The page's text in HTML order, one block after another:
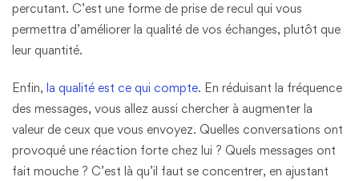
percutant. C’est une forme de prise de recul qui vous
permettra d’améliorer la qualité de vos échanges, plutôt que
leur quantité.
Enfin, la qualité est ce qui compte. En réduisant la fréquence
des messages, vous allez aussi chercher à augmenter la
valeur de ceux que vous envoyez. Quelles conversations ont
provoqué une réaction forte chez lui ? Quels messages ont
fait mouche ? C’est là qu’il faut se concentrer, en ajustant